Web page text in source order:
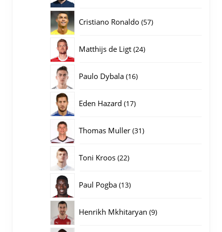
Cristiano Ronaldo 5757
Matthijs de Ligt 2424
Paulo Dybala 1616
Eden Hazard 1717
Thomas Muller 3131
Toni Kroos 2222
Paul Pogba 1313
Henrikh Mkhitaryan 99